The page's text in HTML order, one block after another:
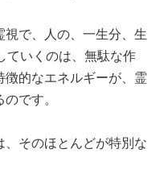
視で、人の、一生分、生
ていくのは、無駄な作
的なエネルギーが、霊
です。
、そのほとんどが特別な